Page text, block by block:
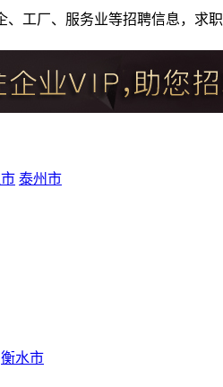
工厂、服务业等招聘信息，求
泰州市
衡水市